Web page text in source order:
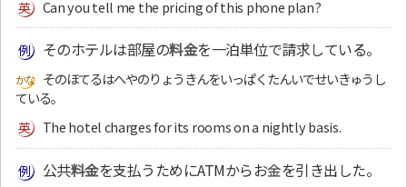
Can you tell me the pricing of this phone plan?
そのホテルは部屋の料金を一泊単位で請求している。
そのほてるはへやのりょうきんをいっぱくたんいでせいきゅうし
ている。
The hotel charges for its rooms on a nightly basis.
公共料金を支払うためにATMからお金を引き出した。